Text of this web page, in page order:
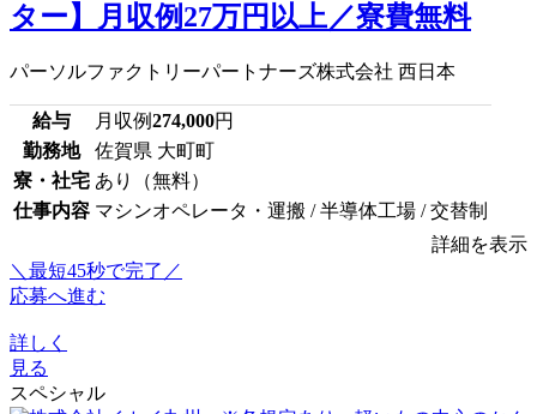
ター】月収例27万円以上／寮費無料
パーソルファクトリーパートナーズ株式会社 西日本
給与 月収例274,000円
勤務地
佐賀県 大町町
寮・社宅 あり（無料）
仕事内容 マシンオペレータ・運搬 / 半導体工場 / 交替制
詳細を表示
＼最短45秒で完了／
応募へ進む
詳しく
見る
スペシャル